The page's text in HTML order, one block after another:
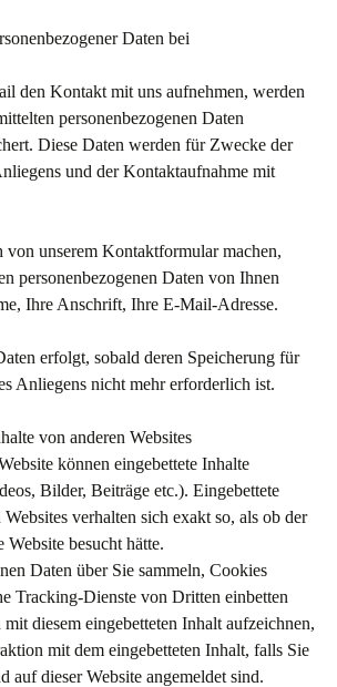
Daten bei
den Kontakt mit uns aufnehmen, werden
personenbezogenen Daten
Diese Daten werden für Zwecke der
und der Kontaktaufnahme mit
von unserem Kontaktformular machen,
personenbezogenen Daten von Ihnen
Ihre Anschrift, Ihre E-Mail-Adresse.
erfolgt, sobald deren Speicherung für
Anliegens nicht mehr erforderlich ist.
von anderen Websites
können eingebettete Inhalte
Bilder, Beiträge etc.). Eingebettete
verhalten sich exakt so, als ob der
Website besucht hätte.
Daten über Sie sammeln, Cookies
Tracking-Dienste von Dritten einbetten
diesem eingebetteten Inhalt aufzeichnen,
mit dem eingebetteten Inhalt, falls Sie
auf dieser Website angemeldet sind.